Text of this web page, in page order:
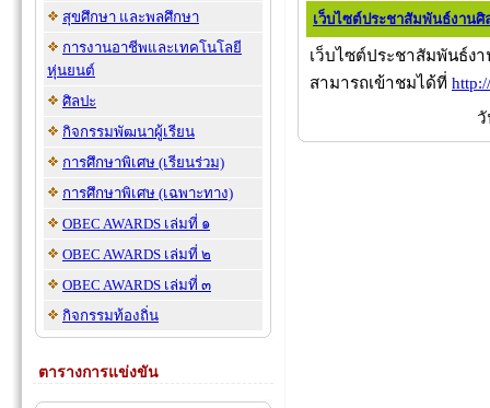
สุขศึกษา และพลศึกษา
การงานอาชีพและเทคโนโลยี
หุ่นยนต์
ศิลปะ
กิจกรรมพัฒนาผู้เรียน
การศึกษาพิเศษ (เรียนร่วม)
การศึกษาพิเศษ (เฉพาะทาง)
OBEC AWARDS เล่มที่ ๑
OBEC AWARDS เล่มที่ ๒
OBEC AWARDS เล่มที่ ๓
กิจกรรมท้องถิ่น
ตารางการแข่งขัน
เว็บไซต์ประชาสัมพันธ์งาน
เว็บไซต์ประชาสัมพันธ์ง
สามารถเข้าชมได้ที่